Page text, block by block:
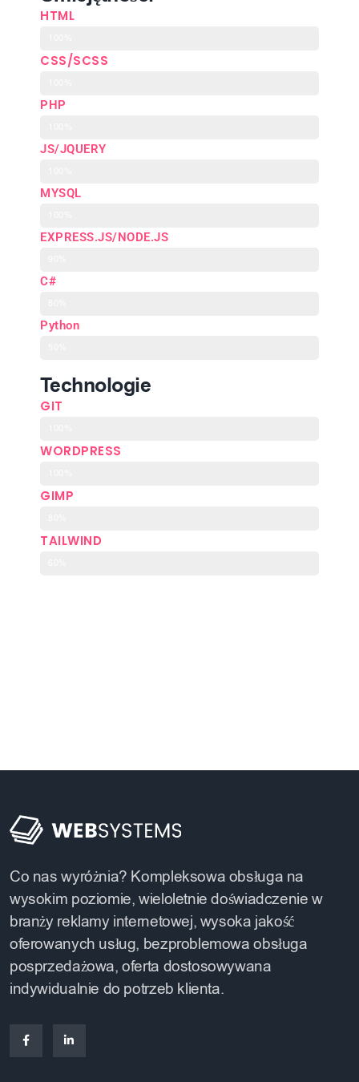
HTML
CSS/SCSS
PHP
JS/JQUERY
MYSQL
EXPRESS.JS/NODE.JS
C#
Python
Technologie
GIT
WORDPRESS
GIMP
TAILWIND
Co nas wyróżnia? Kompleksowa obsługa na
wysokim poziomie, wieloletnie doświadczenie w
branży reklamy internetowej, wysoka jakość
oferowanych usług, bezproblemowa obsługa
posprzedażowa, oferta dostosowywana
indywidualnie do potrzeb klienta.